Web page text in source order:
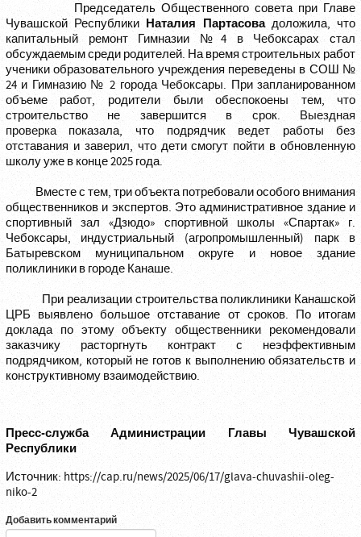
Председатель Общественного совета при Главе
Чувашской Республики Наталия Партасовадоложила, что
капитальный ремонт Гимназии №4 в Чебоксарах стал
обсуждаемым среди родителей. На время строительных работ
ученики образовательного учреждения переведены в СОШ №
24 и Гимназию № 2 города Чебоксары. При запланированном
объеме работ, родители были обеспокоены тем, что
строительство не завершится в срок. Выездная
проверкапоказала, что подрядчик ведет работы без
отставания и заверил, что дети смогут пойти в обновленную
школу уже в конце 2025 года.
Вместе с тем, три объекта потребовали особого внимания
общественников и экспертов. Это административное здание и
спортивный зал «Дзюдо» спортивной школы «Спартак» г.
Чебоксары, индустриальный (агропромышленный) парк в
Батыревском муниципальном округе и новое здание
поликлиники в городе Канаше.
При реализации строительства поликлиники Канашской
ЦРБ выявлено большое отставание от сроков. По итогам
доклада по этому объекту общественники рекомендовали
заказчику расторгнуть контракт с неэффективным
подрядчиком, который не готов к выполнению обязательств и
конструктивному взаимодействию.
Пресс-служба Администрации Главы Чувашской
Республики
Источник: https://cap.ru/news/2025/06/17/glava-chuvashii-oleg-
niko-2
Добавить комментарий